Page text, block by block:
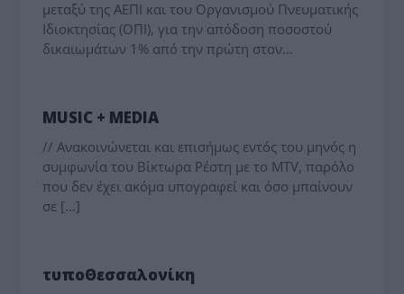
μεταξύ της ΑΕΠΙ και του Οργανισμού Πνευματικής
Ιδιοκτησίας (ΟΠΙ), για την απόδοση ποσοστού
δικαιωμάτων 1% από την πρώτη στον…
MUSIC + MEDIA
// Ανακοινώνεται και επισήμως εντός του μηνός η
συμφωνία του Βίκτωρα Ρέστη με το MTV, παρόλο
που δεν έχει ακόμα υπογραφεί και όσο μπαίνουν
σε […]
τυποΘεσσαλονίκη